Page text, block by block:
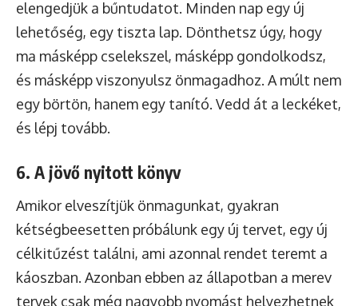
elengedjük a bűntudatot. Minden nap egy új
lehetőség, egy tiszta lap. Dönthetsz úgy, hogy
ma másképp cselekszel, másképp gondolkodsz,
és másképp viszonyulsz önmagadhoz. A múlt nem
egy börtön, hanem egy tanító. Vedd át a leckéket,
és lépj tovább.
6. A jövő nyitott könyv
Amikor elveszítjük önmagunkat, gyakran
kétségbeesetten próbálunk egy új tervet, egy új
célkitűzést találni, ami azonnal rendet teremt a
káoszban. Azonban ebben az állapotban a merev
tervek csak még nagyobb nyomást helyezhetnek